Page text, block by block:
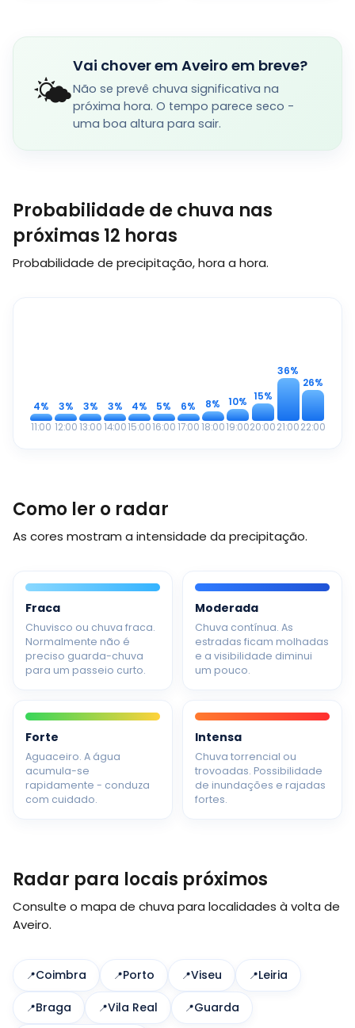
🌤️
Vai chover em Aveiro em breve?
Não se prevê chuva significativa na
próxima hora. O tempo parece seco -
uma boa altura para sair.
Probabilidade de chuva nas
próximas 12 horas
Probabilidade de precipitação, hora a hora.
4%
11:00
3%
12:00
3%
13:00
3%
14:00
4%
15:00
5%
16:00
6%
17:00
8%
18:00
10%
19:00
15%
20:00
36%
21:00
26%
22:00
Como ler o radar
As cores mostram a intensidade da precipitação.
Fraca
Chuvisco ou chuva fraca.
Normalmente não é
preciso guarda-chuva
para um passeio curto.
Moderada
Chuva contínua. As
estradas ficam molhadas
e a visibilidade diminui
um pouco.
Forte
Aguaceiro. A água
acumula-se
rapidamente - conduza
com cuidado.
Intensa
Chuva torrencial ou
trovoadas. Possibilidade
de inundações e rajadas
fortes.
Radar para locais próximos
Consulte o mapa de chuva para localidades à volta de
Aveiro.
Coimbra Porto Viseu Leiria
Braga Vila Real Guarda